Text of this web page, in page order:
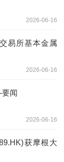
2026-06-16
易所基本金属
2026-06-16
要闻
2026-06-16
获摩根大